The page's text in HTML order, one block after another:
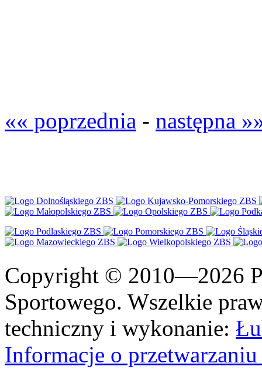
«« poprzednia - następna
Copyright © 2010—2026
Sportowego. Wszelkie
techniczny i wykonanie:
Informacje o